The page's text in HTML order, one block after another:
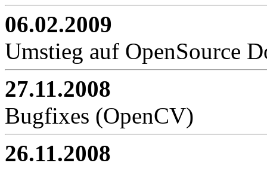
06.02.2009
Umstieg auf OpenSource
27.11.2008
Bugfixes (OpenCV)
26.11.2008